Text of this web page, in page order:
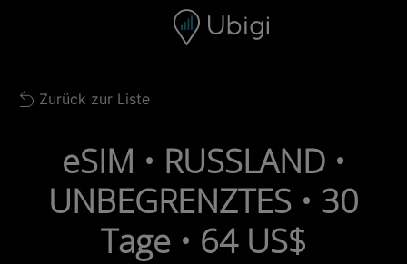
Navigationsleiste Fußzeile
Back to list
Zurück zur Liste
eSIM • RUSSLAND •
UNBEGRENZTES • 30
Tage • 64 US$